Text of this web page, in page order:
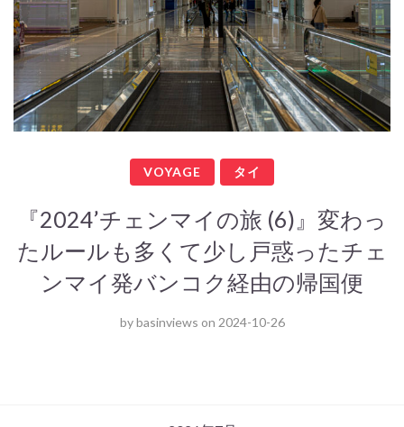
VOYAGE タイ
『2024’チェンマイの旅 (6)』変わっ
たルールも多くて少し戸惑ったチェ
ンマイ発バンコク経由の帰国便
bybasinviews on 2024-10-26